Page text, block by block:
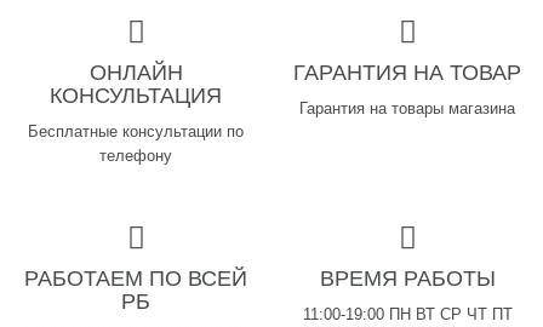
ОНЛАЙН
КОНСУЛЬТАЦИЯ
Бесплатные консультации по
телефону
ГАРАНТИЯ НА ТОВАР
Гарантия на товары магазина
РАБОТАЕМ ПО ВСЕЙ
РБ
ВРЕМЯ РАБОТЫ
11:00-19:00 ПН ВТ СР ЧТ ПТ